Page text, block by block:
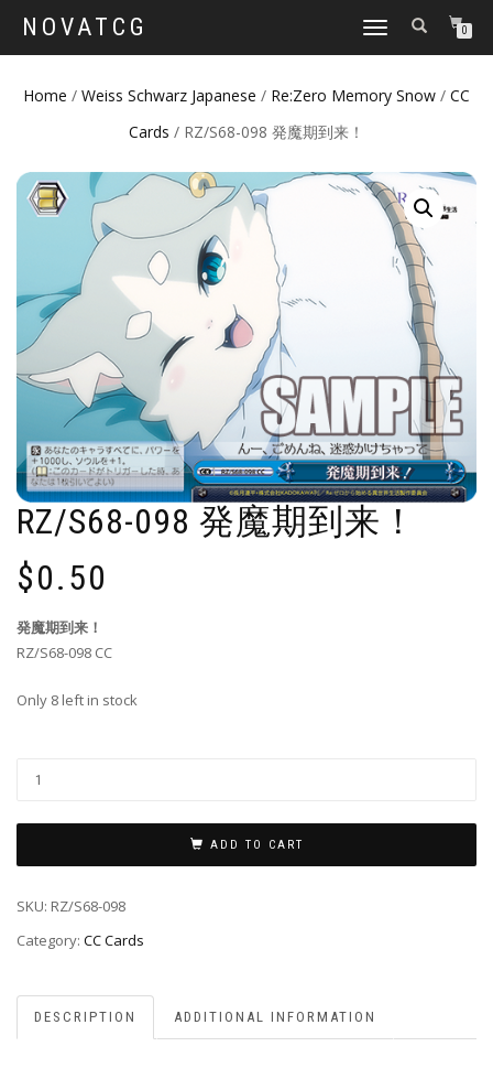
NOVATCG
TOGGLE
0
Home / Weiss Schwarz Japanese / Re:Zero Memory Snow / CC
Cards / RZ/S68-098 発魔期到来！
RZ/S68-098 発魔期到来！
$0.50
発魔期到来！
RZ/S68-098 CC
Only 8 left in stock
ADD TO CART
SKU: RZ/S68-098
Category: CC Cards
DESCRIPTION ADDITIONAL INFORMATION